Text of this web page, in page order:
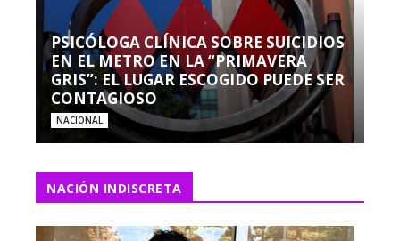
PSICÓLOGA CLÍNICA SOBRE SUICIDIOS
EN EL METRO EN LA “PRIMAVERA
GRIS”: EL LUGAR ESCOGIDO PUEDE SER
CONTAGIOSO
NACIONAL
NACIÓN INDISCRETA